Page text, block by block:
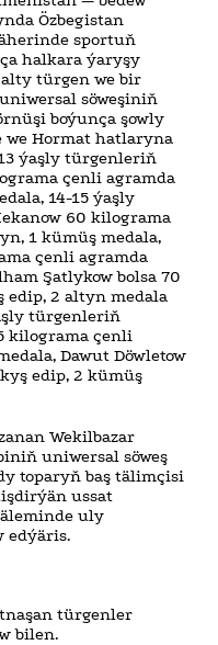
Özbegistan
sportuň
halkara ýaryşy
türgen we bir
söweşiniň
boýunça şowly
we Hormat hatlaryna
ýaşly türgenleriň
çenli agramda
14-15 ýaşly
60 kilograma
1 kümüş medala,
çenli agramda
Şatlykow bolsa 70
edip, 2 altyn medala
türgenleriň
kilograma çenli
Dawut Döwletow
edip, 2 kümüş
Wekilbazar
uniwersal söweş
toparyň baş tälimçisi
ussat
uly
edýäris.
türgenler
bilen.